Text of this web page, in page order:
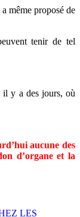
même proposé de
tenir de tel
il y a des jours, où
aucune des
d’organe et la
LES